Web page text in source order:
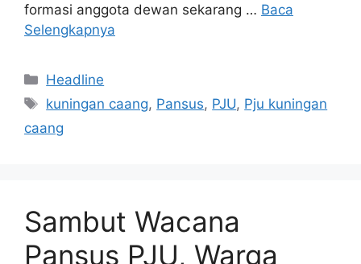
formasi anggota dewan sekarang … Baca
Selengkapnya
Kategori
Headline
Tag
kuningan caang, Pansus, PJU, Pju kuningan
caang
Sambut Wacana
Pansus PJU, Warga